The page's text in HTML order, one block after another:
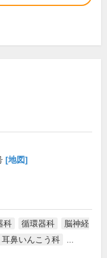
[地図]
科 循環器科
脳神経
耳鼻いんこう科